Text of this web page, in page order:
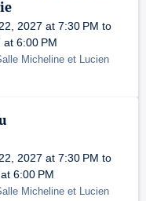
2027 at 7:30 PM to
6:00 PM
Micheline et Lucien
2027 at 7:30 PM to
6:00 PM
Micheline et Lucien